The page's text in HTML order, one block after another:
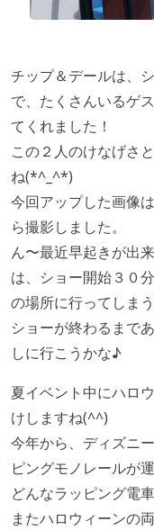
チップ＆デールは、
で、たくさんいるゲ
てくれました！
この２人のけなげさ
ね(*^_^*)
今回アップした画像
ら撮影しました。
ん〜最近早起きが出
は、ショー開始３０
の場所に行ってしま
ショーが終わるまで
しに行こうかな♪
夏イベント中にハロ
けしますね(^^)
今年から、ディズニ
ピングモノレールが
どんなラッピング電
またハロウィーンの